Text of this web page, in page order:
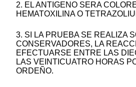
2. EL ANTIGENO SERA
HEMATOXILINA O
3. SI LA PRUEBA SE REALIZA
CONSERVADORES, LA
EFECTUARSE ENTRE LAS
LAS VEINTICUATRO HORAS
ORDEÑO.